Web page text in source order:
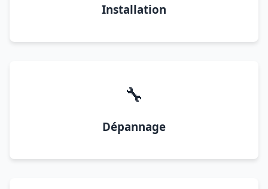
Installation
🔧
Dépannage